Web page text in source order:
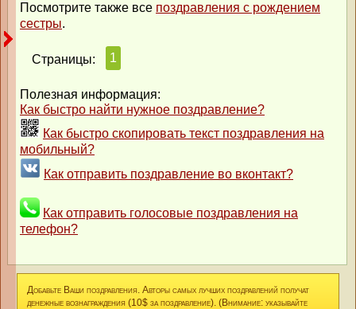
Посмотрите также все поздравления с рождением
сестры.
Страницы: 1
Полезная информация:
Как быстро найти нужное поздравление?
Как быстро скопировать текст поздравления на
мобильный?
Как отправить поздравление во вконтакт?
Как отправить голосовые поздравления на
телефон?
Добавьте Ваши поздравления. Авторы самых лучших поздравлений получат
денежные вознаграждения (10$ за поздравление). (Внимание: указывайте